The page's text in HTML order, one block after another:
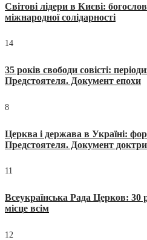
Світові лідери в Києві:
міжнародної солідарності
14
35 років свободи совісті:
Предстоятеля. Документ епохи
8
Церква і держава в Україні:
Предстоятеля. Документ
11
Всеукраїнська Рада Церков: 30
місце всім
12